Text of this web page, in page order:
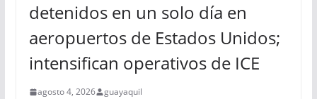
detenidos en un solo día en
aeropuertos de Estados Unidos;
intensifican operativos de ICE
agosto 4, 2026 guayaquil